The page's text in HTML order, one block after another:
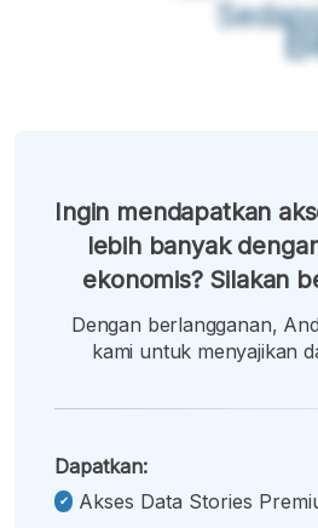
Ingin mendapatkan
lebih banyak
ekonomis? Silakan
Dengan berlangganan,
kami untuk menyajikan
Dapatkan:
Akses Data Stories